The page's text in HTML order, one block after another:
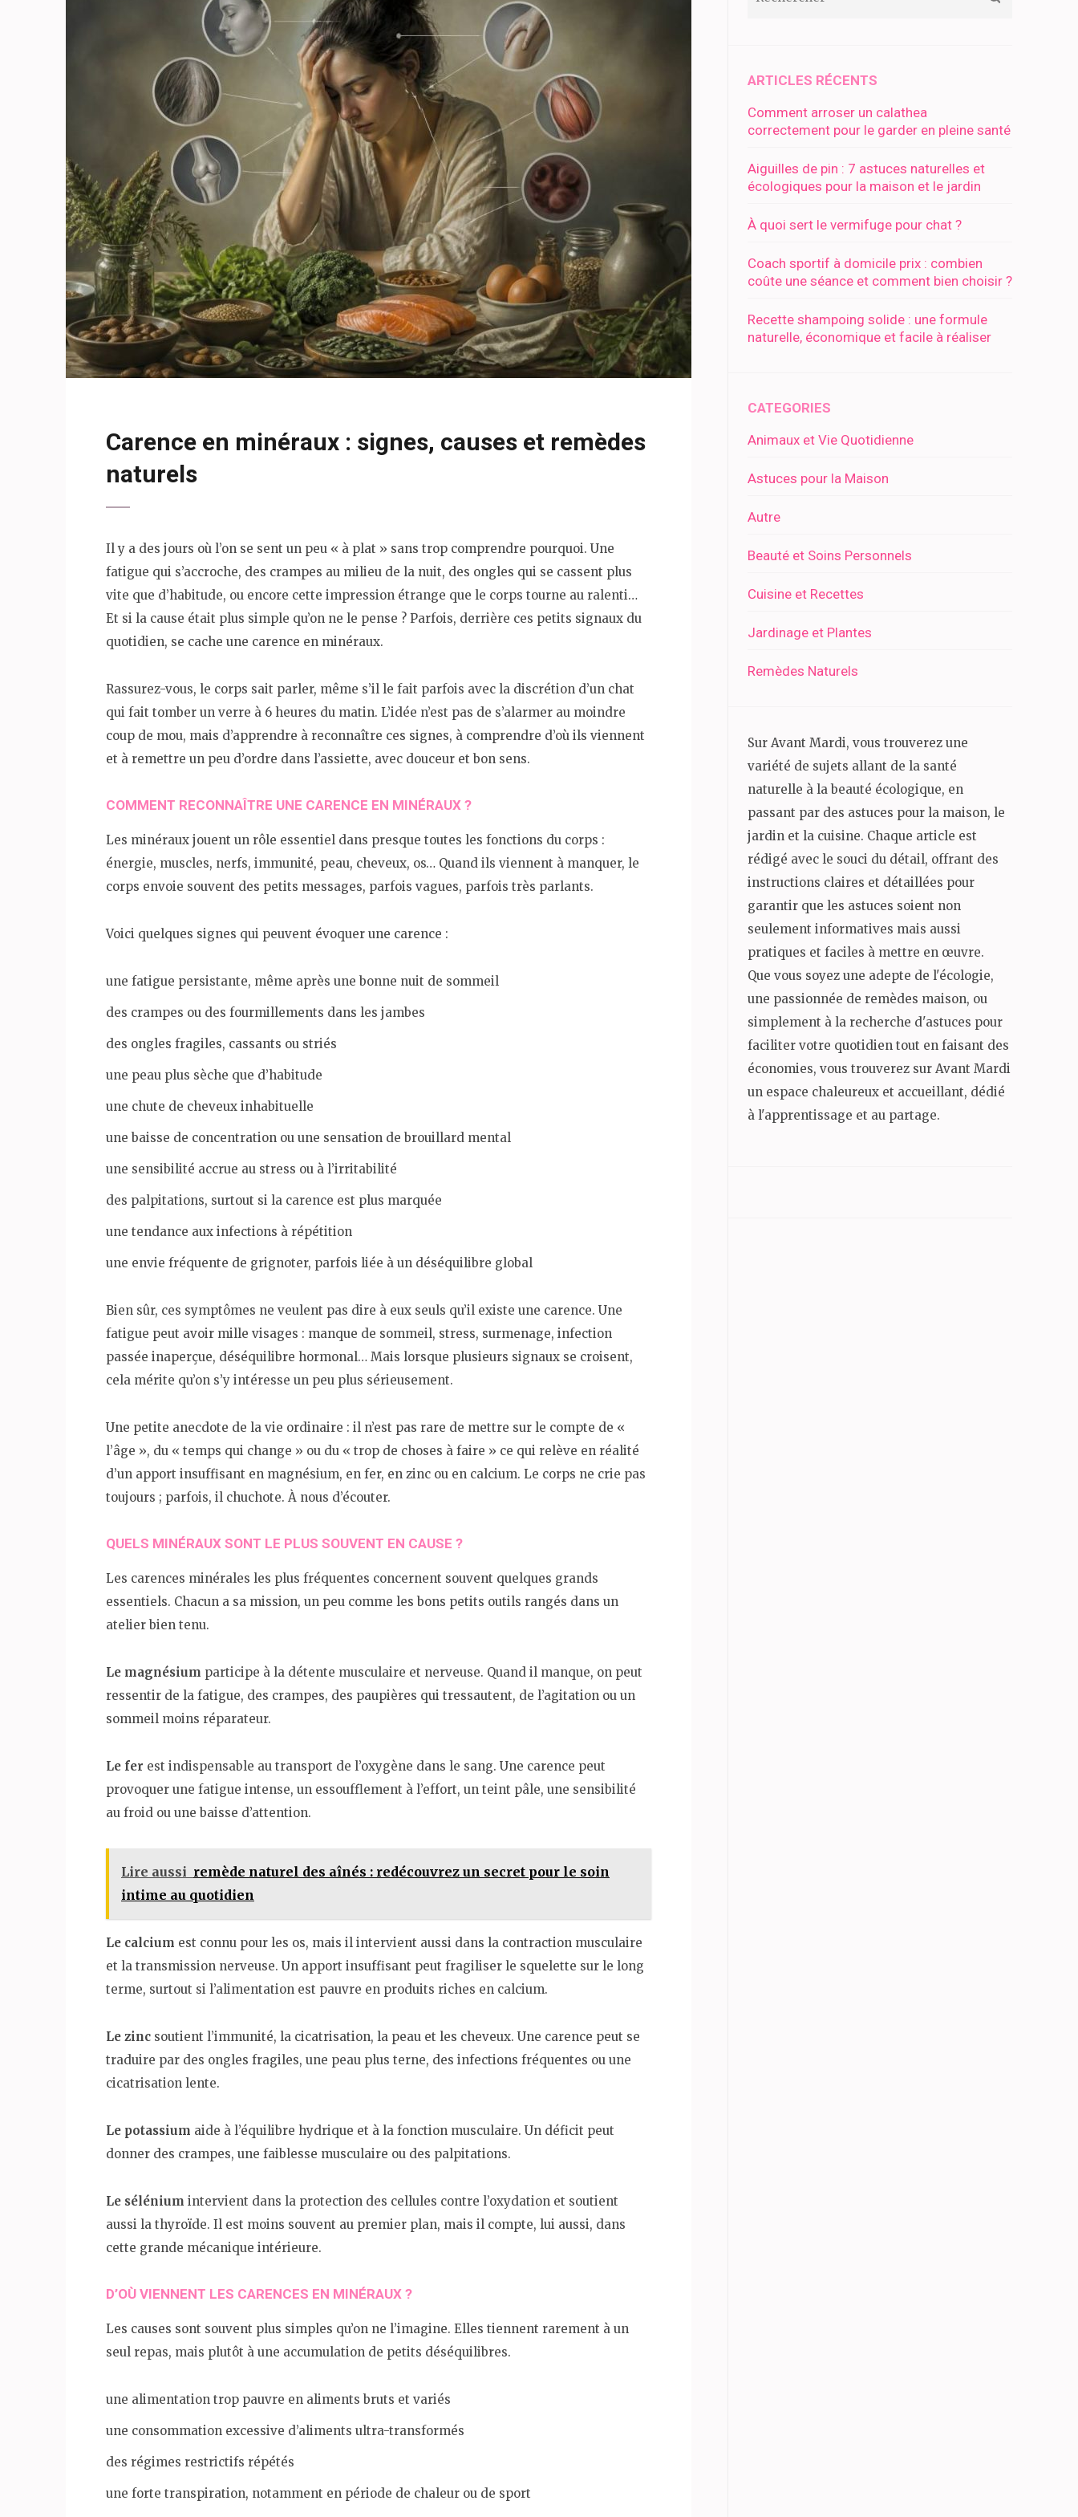
Carence en minéraux : signes, causes et remèdes
naturels
Il y a des jours où l’on se sent un peu « à plat » sans trop comprendre pourquoi. Une
fatigue qui s’accroche, des crampes au milieu de la nuit, des ongles qui se cassent plus
vite que d’habitude, ou encore cette impression étrange que le corps tourne au ralenti…
Et si la cause était plus simple qu’on ne le pense ? Parfois, derrière ces petits signaux du
quotidien, se cache une carence en minéraux.
Rassurez-vous, le corps sait parler, même s’il le fait parfois avec la discrétion d’un chat
qui fait tomber un verre à 6 heures du matin. L’idée n’est pas de s’alarmer au moindre
coup de mou, mais d’apprendre à reconnaître ces signes, à comprendre d’où ils viennent
et à remettre un peu d’ordre dans l’assiette, avec douceur et bon sens.
COMMENT RECONNAÎTRE UNE CARENCE EN MINÉRAUX ?
Les minéraux jouent un rôle essentiel dans presque toutes les fonctions du corps :
énergie, muscles, nerfs, immunité, peau, cheveux, os… Quand ils viennent à manquer, le
corps envoie souvent des petits messages, parfois vagues, parfois très parlants.
Voici quelques signes qui peuvent évoquer une carence :
une fatigue persistante, même après une bonne nuit de sommeil
des crampes ou des fourmillements dans les jambes
des ongles fragiles, cassants ou striés
une peau plus sèche que d’habitude
une chute de cheveux inhabituelle
une baisse de concentration ou une sensation de brouillard mental
une sensibilité accrue au stress ou à l’irritabilité
des palpitations, surtout si la carence est plus marquée
une tendance aux infections à répétition
une envie fréquente de grignoter, parfois liée à un déséquilibre global
Bien sûr, ces symptômes ne veulent pas dire à eux seuls qu’il existe une carence. Une
fatigue peut avoir mille visages : manque de sommeil, stress, surmenage, infection
passée inaperçue, déséquilibre hormonal… Mais lorsque plusieurs signaux se croisent,
cela mérite qu’on s’y intéresse un peu plus sérieusement.
Une petite anecdote de la vie ordinaire : il n’est pas rare de mettre sur le compte de «
l’âge », du « temps qui change » ou du « trop de choses à faire » ce qui relève en réalité
d’un apport insuffisant en magnésium, en fer, en zinc ou en calcium. Le corps ne crie pas
toujours ; parfois, il chuchote. À nous d’écouter.
QUELS MINÉRAUX SONT LE PLUS SOUVENT EN CAUSE ?
Les carences minérales les plus fréquentes concernent souvent quelques grands
essentiels. Chacun a sa mission, un peu comme les bons petits outils rangés dans un
atelier bien tenu.
Le magnésium participe à la détente musculaire et nerveuse. Quand il manque, on peut
ressentir de la fatigue, des crampes, des paupières qui tressautent, de l’agitation ou un
sommeil moins réparateur.
Le fer est indispensable au transport de l’oxygène dans le sang. Une carence peut
provoquer une fatigue intense, un essoufflement à l’effort, un teint pâle, une sensibilité
au froid ou une baisse d’attention.
Lire aussi remède naturel des aînés : redécouvrez un secret pour le soin
intime au quotidien
Le calcium est connu pour les os, mais il intervient aussi dans la contraction musculaire
et la transmission nerveuse. Un apport insuffisant peut fragiliser le squelette sur le long
terme, surtout si l’alimentation est pauvre en produits riches en calcium.
Le zinc soutient l’immunité, la cicatrisation, la peau et les cheveux. Une carence peut se
traduire par des ongles fragiles, une peau plus terne, des infections fréquentes ou une
cicatrisation lente.
Le potassium aide à l’équilibre hydrique et à la fonction musculaire. Un déficit peut
donner des crampes, une faiblesse musculaire ou des palpitations.
Le sélénium intervient dans la protection des cellules contre l’oxydation et soutient
aussi la thyroïde. Il est moins souvent au premier plan, mais il compte, lui aussi, dans
cette grande mécanique intérieure.
D’OÙ VIENNENT LES CARENCES EN MINÉRAUX ?
Les causes sont souvent plus simples qu’on ne l’imagine. Elles tiennent rarement à un
seul repas, mais plutôt à une accumulation de petits déséquilibres.
une alimentation trop pauvre en aliments bruts et variés
une consommation excessive d’aliments ultra-transformés
des régimes restrictifs répétés
une forte transpiration, notamment en période de chaleur ou de sport
ARTICLES RÉCENTS
Comment arroser un calathea
correctement pour le garder en pleine santé
Aiguilles de pin : 7 astuces naturelles et
écologiques pour la maison et le jardin
À quoi sert le vermifuge pour chat ?
Coach sportif à domicile prix : combien
coûte une séance et comment bien choisir ?
Recette shampoing solide : une formule
naturelle, économique et facile à réaliser
CATEGORIES
Animaux et Vie Quotidienne
Astuces pour la Maison
Autre
Beauté et Soins Personnels
Cuisine et Recettes
Jardinage et Plantes
Remèdes Naturels
Sur Avant Mardi, vous trouverez une
variété de sujets allant de la santé
naturelle à la beauté écologique, en
passant par des astuces pour la maison, le
jardin et la cuisine. Chaque article est
rédigé avec le souci du détail, offrant des
instructions claires et détaillées pour
garantir que les astuces soient non
seulement informatives mais aussi
pratiques et faciles à mettre en œuvre.
Que vous soyez une adepte de l'écologie,
une passionnée de remèdes maison, ou
simplement à la recherche d'astuces pour
faciliter votre quotidien tout en faisant des
économies, vous trouverez sur Avant Mardi
un espace chaleureux et accueillant, dédié
à l'apprentissage et au partage.